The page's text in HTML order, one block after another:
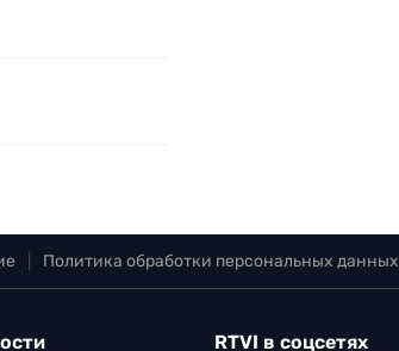
Политика обработки персональных данных
RTVI в соцсетях